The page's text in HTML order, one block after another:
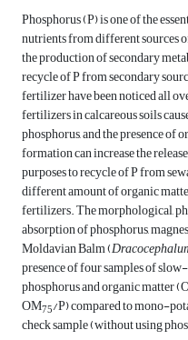
Phosphorus (P) is one of the
nutrients from different sources
the production of secondary
recycle of P from secondary
fertilizer have been noticed all
fertilizers in calcareous soils
phosphorus, and the presence of
formation can increase the
purposes to recycle of P from
different amount of organic
fertilizers. The morphological,
absorption of phosphorus,
Moldavian Balm (
presence of four samples of
phosphorus and organic matter
OM75/P) compared to mono-
check sample (without using